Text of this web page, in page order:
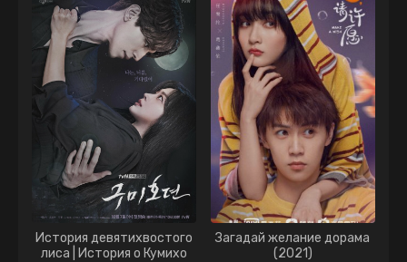
История девятихвостого
лиса | История о Кумихо
Загадай желание дорама
(2021)